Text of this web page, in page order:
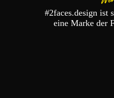
#2faces.design ist
eine Marke der